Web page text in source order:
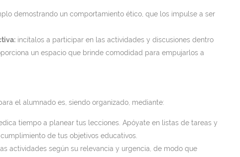
demostrando un comportamiento ético, que los impulse a ser
incítalos a participar en las actividades y discusiones dentro
un espacio que brinde comodidad para empujarlos a
el alumnado es, siendo organizado, mediante:
tiempo a planear tus lecciones. Apóyate en listas de tareas y
de tus objetivos educativos.
actividades según su relevancia y urgencia, de modo que